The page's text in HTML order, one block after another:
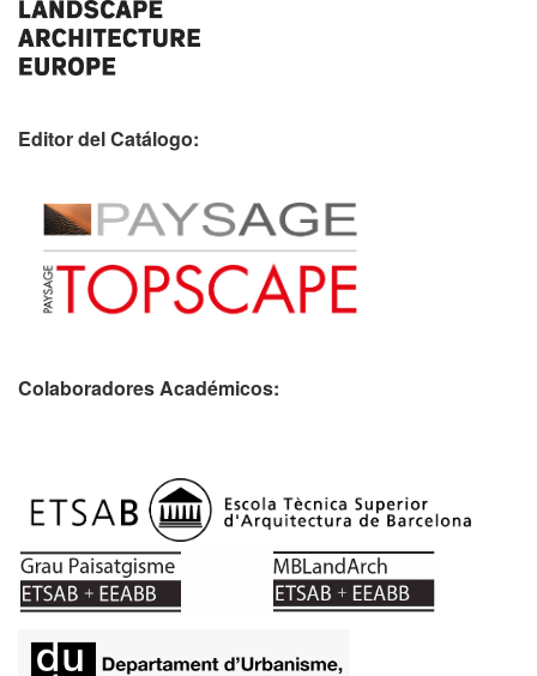
Editor del Catálogo:
Colaboradores Académicos: